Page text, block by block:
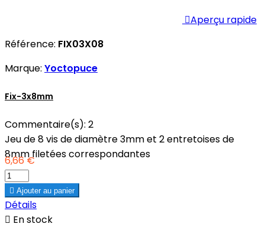
Aperçu rapide
Référence: FIX03X08
Marque: Yoctopuce
Fix-3x8mm
Commentaire(s): 2
Jeu de 8 vis de diamètre 3mm et 2 entretoises de
8mm filetées correspondantes
6,66 €
 Ajouter au panier
Détails
 En stock